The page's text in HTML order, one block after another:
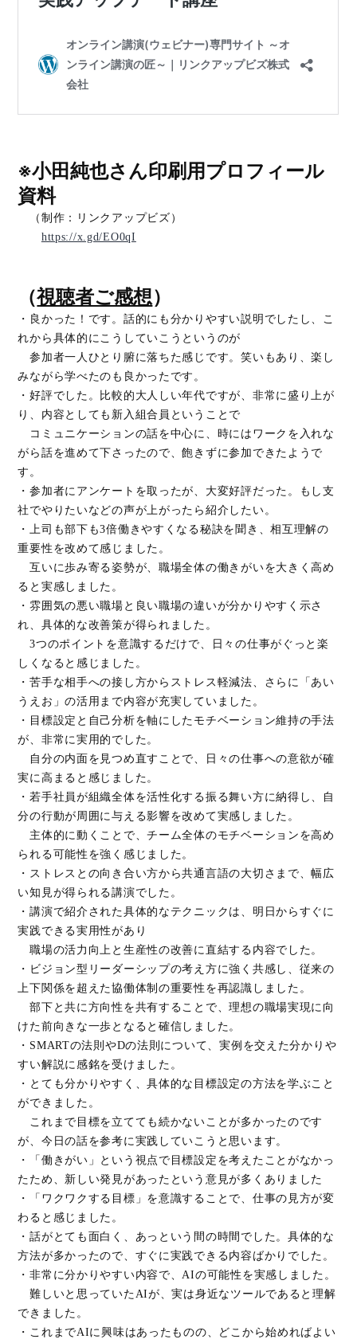
※小田純也さん印刷用プロフィール
資料
（制作：リンクアップビズ）
https://x.gd/EO0qI
（視聴者ご感想）
・良かった！です。話的にも分かりやすい説明でしたし、こ
れから具体的にこうしていこうというのが
参加者一人ひとり腑に落ちた感じです。笑いもあり、楽し
みながら学べたのも良かったです。
・好評でした。比較的大人しい年代ですが、非常に盛り上が
り、内容としても新入組合員ということで
コミュニケーションの話を中心に、時にはワークを入れな
がら話を進めて下さったので、飽きずに参加できたようで
す。
・参加者にアンケートを取ったが、大変好評だった。もし支
社でやりたいなどの声が上がったら紹介したい。
・上司も部下も3倍働きやすくなる秘訣を聞き、相互理解の
重要性を改めて感じました。
互いに歩み寄る姿勢が、職場全体の働きがいを大きく高め
ると実感しました。
・雰囲気の悪い職場と良い職場の違いが分かりやすく示さ
れ、具体的な改善策が得られました。
3つのポイントを意識するだけで、日々の仕事がぐっと楽
しくなると感じました。
・苦手な相手への接し方からストレス軽減法、さらに「あい
うえお」の活用まで内容が充実していました。
・目標設定と自己分析を軸にしたモチベーション維持の手法
が、非常に実用的でした。
自分の内面を見つめ直すことで、日々の仕事への意欲が確
実に高まると感じました。
・若手社員が組織全体を活性化する振る舞い方に納得し、自
分の行動が周囲に与える影響を改めて実感しました。
主体的に動くことで、チーム全体のモチベーションを高め
られる可能性を強く感じました。
・ストレスとの向き合い方から共通言語の大切さまで、幅広
い知見が得られる講演でした。
・講演で紹介された具体的なテクニックは、明日からすぐに
実践できる実用性があり
職場の活力向上と生産性の改善に直結する内容でした。
・ビジョン型リーダーシップの考え方に強く共感し、従来の
上下関係を超えた協働体制の重要性を再認識しました。
部下と共に方向性を共有することで、理想の職場実現に向
けた前向きな一歩となると確信しました。
・SMARTの法則やDの法則について、実例を交えた分かりや
すい解説に感銘を受けました。
・とても分かりやすく、具体的な目標設定の方法を学ぶこと
ができました。
これまで目標を立てても続かないことが多かったのです
が、今日の話を参考に実践していこうと思います。
・「働きがい」という視点で目標設定を考えたことがなかっ
たため、新しい発見があったという意見が多くありました
・「ワクワクする目標」を意識することで、仕事の見方が変
わると感じました。
・話がとても面白く、あっという間の時間でした。具体的な
方法が多かったので、すぐに実践できる内容ばかりでした。
・非常に分かりやすい内容で、AIの可能性を実感しました。
難しいと思っていたAIが、実は身近なツールであると理解
できました。
・これまでAIに興味はあったものの、どこから始めればよい